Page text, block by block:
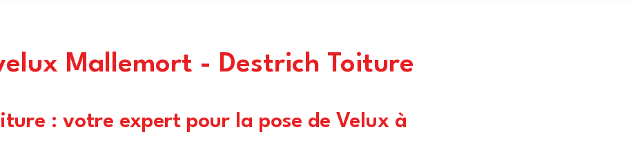
Mallemort - Destrich Toiture
: votre expert pour la pose de Velux à